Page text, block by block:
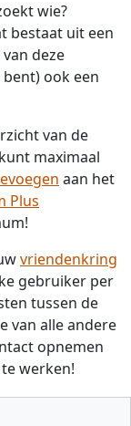
wie?
bestaat uit een
deze
ook een
van de
maximaal
aan het
Plus
vriendenkring
gebruiker per
tussen de
van alle andere
opnemen
werken!